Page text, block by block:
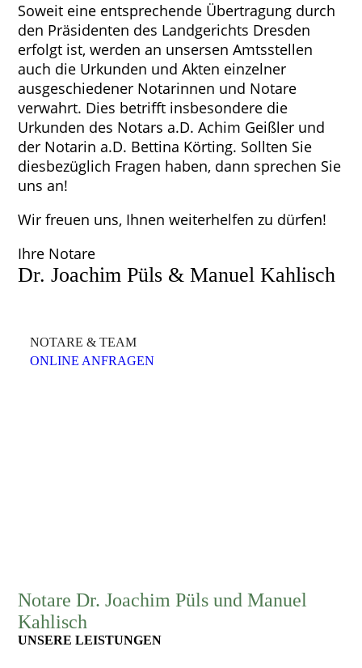
Soweit eine entsprechende Übertragung durch
den Präsidenten des Landgerichts Dresden
erfolgt ist, werden an unsersen Amtsstellen
auch die Urkunden und Akten einzelner
ausgeschiedener Notarinnen und Notare
verwahrt. Dies betrifft insbesondere die
Urkunden des Notars a.D. Achim Geißler und
der Notarin a.D. Bettina Körting. Sollten Sie
diesbezüglich Fragen haben, dann sprechen Sie
uns an!
Wir freuen uns, Ihnen weiterhelfen zu dürfen!
Ihre Notare
Dr. Joachim Püls & Manuel Kahlisch
NOTARE & TEAM
ONLINE ANFRAGEN
Notare Dr. Joachim Püls und Manuel
Kahlisch
UNSERE LEISTUNGEN